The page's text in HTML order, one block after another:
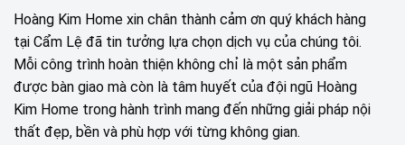
Hoàng Kim Home xin chân thành cảm ơn quý khách hàng
tại Cẩm Lệ đã tin tưởng lựa chọn dịch vụ của chúng tôi.
Mỗi công trình hoàn thiện không chỉ là một sản phẩm
được bàn giao mà còn là tâm huyết của đội ngũ Hoàng
Kim Home trong hành trình mang đến những giải pháp nội
thất đẹp, bền và phù hợp với từng không gian.